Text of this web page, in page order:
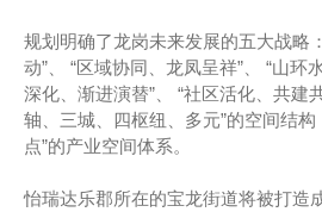
规划明确了龙岗未来发展的五大战略
动”、 “区域协同、龙凤呈祥”、 “山环
深化、渐进演替”、 “社区活化、共建
轴、三城、四枢纽、多元”的空间结构
点”的产业空间体系。
怡瑞达乐郡所在的宝龙街道将被打造